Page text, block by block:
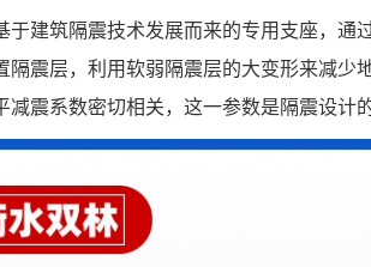
于建筑隔震技术发展而来的专用支座，通
隔震层，利用软弱隔震层的大变形来减少
减震系数密切相关，这一参数是隔震设计